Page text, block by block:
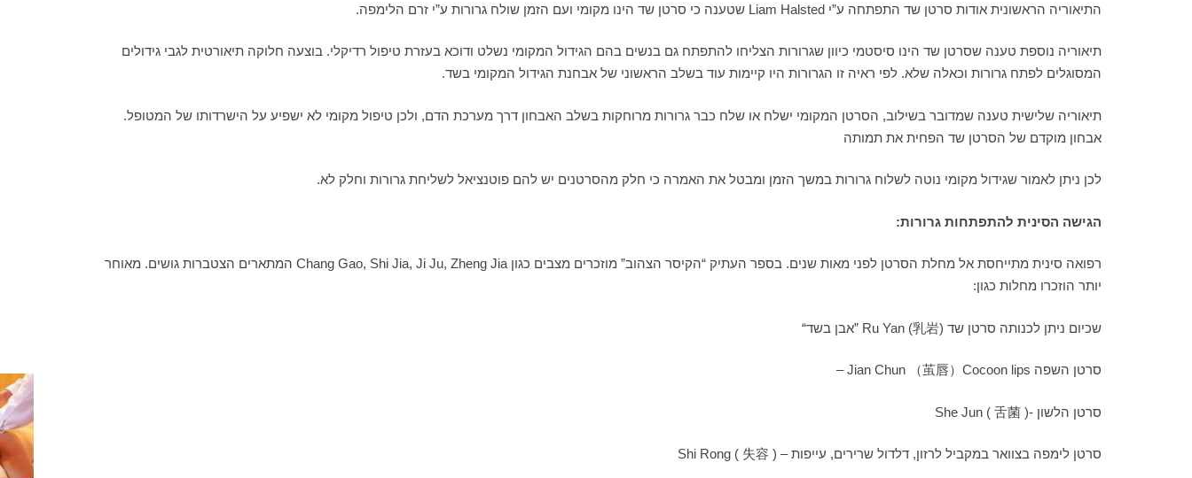
התיאוריה הראשונית אודות סרטן שד התפתחה ע”י Liam Halsted שטענה כי סרטן שד הינו מקומי ועם הזמן שולח גרורות ע”י זרם הלימפה.
תיאוריה נוספת טענה שסרטן שד הינו סיסטמי כיוון שגרורות הצליחו להתפתח גם בנשים בהם הגידול המקומי נשלט ודוכא בעזרת טיפול רדיקלי. בוצעה חלוקה תיאורטית לגבי גידולים
המסוגלים לפתח גרורות וכאלה שלא. לפי ראיה זו הגרורות היו קיימות עוד בשלב הראשוני של אבחנת הגידול המקומי בשד.
תיאוריה שלישית טענה שמדובר בשילוב, הסרטן המקומי ישלח או שלח כבר גרורות מרוחקות בשלב האבחון דרך מערכת הדם, ולכן טיפול מקומי לא ישפיע על הישרדותו של המטופל.
אבחון מוקדם של הסרטן שד הפחית את תמותה
לכן ניתן לאמור שגידול מקומי נוטה לשלוח גרורות במשך הזמן ומבטל את האמרה כי חלק מהסרטנים יש להם פוטנציאל לשליחת גרורות וחלק לא.
הגישה הסינית להתפתחות גרורות:
רפואה סינית מתייחסת אל מחלת הסרטן לפני מאות שנים. בספר העתיק “הקיסר הצהוב” מוזכרים מצבים כגון Chang Gao, Shi Jia, Ji Ju, Zheng Jia המתארים הצטברות גושים. מאוחר
יותר הוזכרו מחלות כגון:
“אבן בשד” Ru Yan (乳岩) שכיום ניתן לכנותה סרטן שד
– Jian Chun （茧唇）Cocoon lips סרטן השפה
She Jun ( 舌菌 )- סרטן הלשון
Shi Rong ( 失容 ) – סרטן לימפה בצוואר במקביל לרזון, דלדול שרירים, עייפות